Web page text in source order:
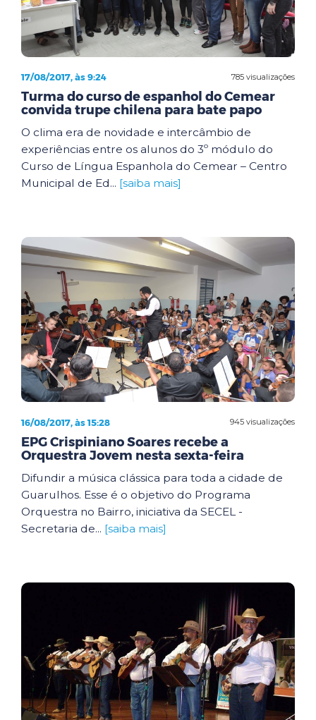
785 visualizações
17/08/2017, às 9:24
Turma do curso de espanhol do Cemear
convida trupe chilena para bate papo
O clima era de novidade e intercâmbio de
experiências entre os alunos do 3º módulo do
Curso de Língua Espanhola do Cemear – Centro
Municipal de Ed... [saiba mais]
945 visualizações
16/08/2017, às 15:28
EPG Crispiniano Soares recebe a
Orquestra Jovem nesta sexta-feira
Difundir a música clássica para toda a cidade de
Guarulhos. Esse é o objetivo do Programa
Orquestra no Bairro, iniciativa da SECEL -
Secretaria de... [saiba mais]